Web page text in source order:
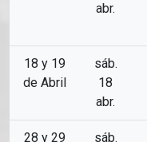
abr.
18 y 19
de Abril
sáb.
18
abr.
28 y 29 sáb.